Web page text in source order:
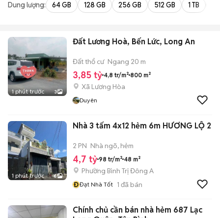
Dung lượng: 64 GB 128 GB 256 GB 512 GB 1 TB
1 phút trước 3
Đất Lương Hoà, Bến Lức, Long An
Đất thổ cư Ngang 20 m
3,85 tỷ 4,8 tr/m² 800 m²
Xã Lương Hòa
Duyên
1 phút trước 6
Nhà 3 tấm 4x12 hẻm 6m HƯƠNG LỘ 2
2 PN Nhà ngõ, hẻm
4,7 tỷ 98 tr/m² 48 m²
Phường Bình Trị Đông A
ĐĐạt Nhà Tốt 1 đã bán
Chính chủ cần bán nhà hẻm 687 Lạc